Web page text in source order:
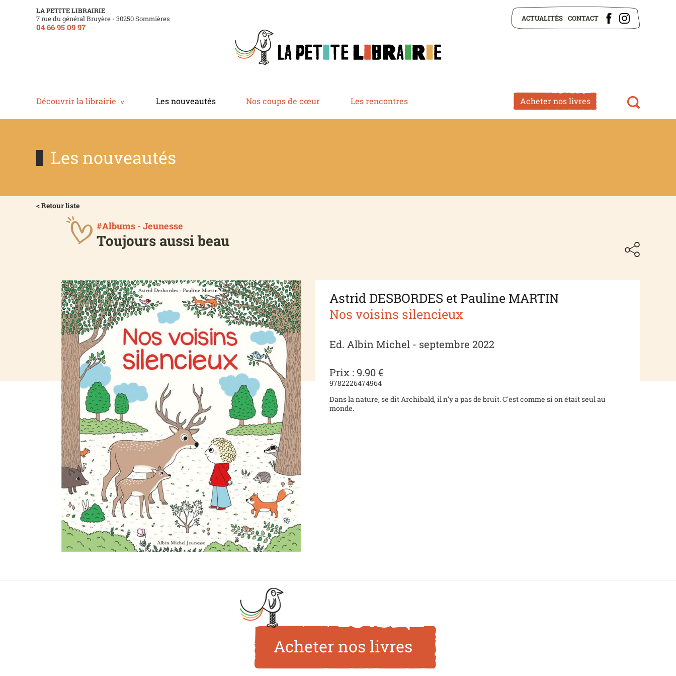
LA PETITE LIBRAIRIE
7 rue du général Bruyère - 30250 Sommières
04 66 95 09 97
ACTUALITÉS CONTACT
Découvrir la librairie Les nouveautés Nos coups de cœur Les rencontres Acheter nos livres
Les nouveautés
< Retour liste
#Albums - Jeunesse
Toujours aussi beau
Astrid DESBORDES et Pauline MARTIN
Nos voisins silencieux
Ed. Albin Michel - septembre 2022
Prix : 9.90 €
9782226474964
Dans la nature, se dit Archibald, il n'y a pas de bruit. C'est comme si on était seul au
monde.
Acheter nos livres